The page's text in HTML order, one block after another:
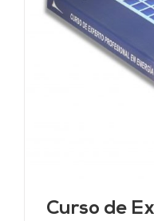
Curso de